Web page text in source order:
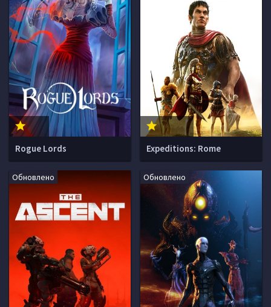
Rogue Lords Expeditions: Rome
Обновлено Обновлено